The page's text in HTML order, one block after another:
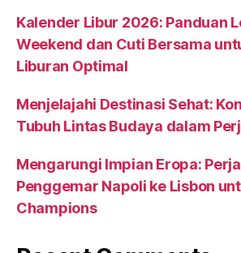
Kalender Libur 2026: Panduan
Weekend dan Cuti Bersama
Liburan Optimal
Menjelajahi Destinasi Sehat:
Tubuh Lintas Budaya dalam
Mengarungi Impian Eropa:
Penggemar Napoli ke Lisbon
Champions